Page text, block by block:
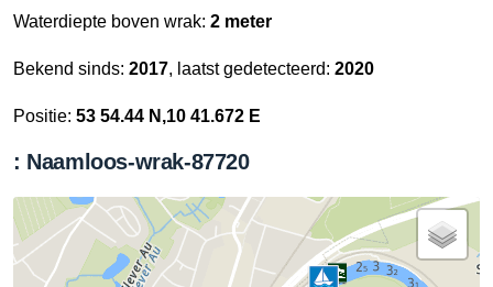
Waterdiepte boven wrak: 2 meter
Bekend sinds: 2017, laatst gedetecteerd: 2020
Positie: 53 54.44 N,10 41.672 E
: Naamloos-wrak-87720